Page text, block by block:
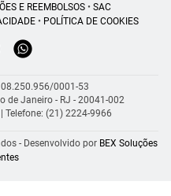
E REEMBOLSOS• SAC
• POLÍTICA DE COOKIES
0001-53
de Janeiro - RJ - 20041-002
| Telefone: (21) 2224-9966
- Desenvolvido por BEX Soluções